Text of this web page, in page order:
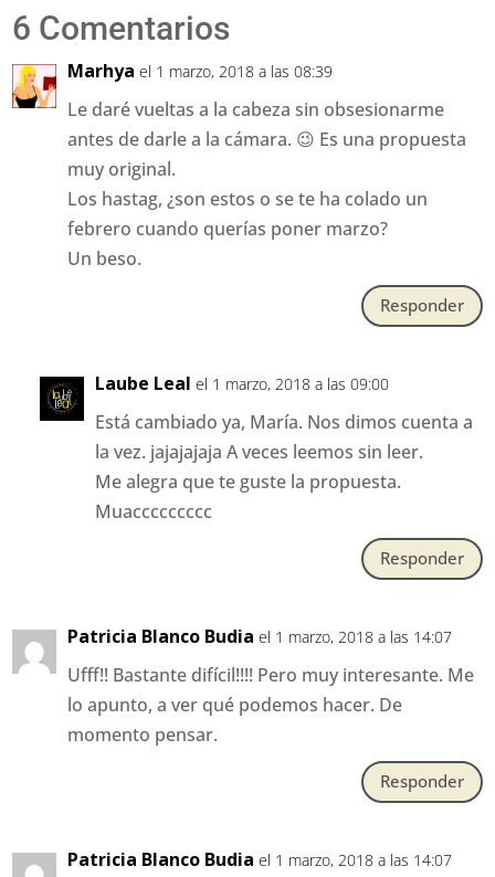
6 Comentarios
Marhya el 1 marzo, 2018 a las 08:39
Le daré vueltas a la cabeza sin obsesionarme
antes de darle a la cámara. 😉 Es una propuesta
muy original.
Los hastag, ¿son estos o se te ha colado un
febrero cuando querías poner marzo?
Un beso.
Responder
Laube Leal el 1 marzo, 2018 a las 09:00
Está cambiado ya, María. Nos dimos cuenta a
la vez. jajajajaja A veces leemos sin leer.
Me alegra que te guste la propuesta.
Muaccccccccc
Responder
Patricia Blanco Budia el 1 marzo, 2018 a las 14:07
Ufff!! Bastante difícil!!!! Pero muy interesante. Me
lo apunto, a ver qué podemos hacer. De
momento pensar.
Responder
Patricia Blanco Budia el 1 marzo, 2018 a las 14:07